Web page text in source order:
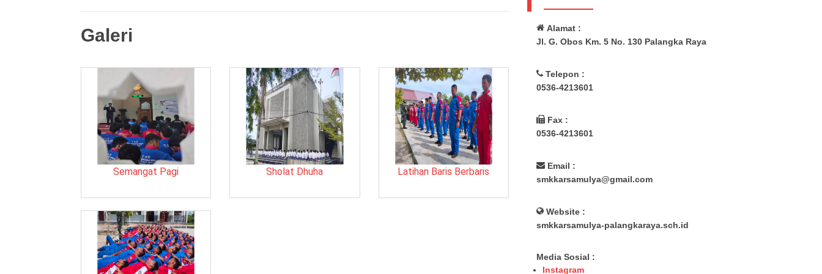
Galeri
Semangat Pagi Sholat Dhuha Latihan Baris Berbaris
Alamat :
Jl. G. Obos Km. 5 No. 130 Palangka Raya
Telepon :
0536-4213601
Fax :
0536-4213601
Email :
smkkarsamulya@gmail.com
Website :
smkkarsamulya-palangkaraya.sch.id
Media Sosial :
Instagram